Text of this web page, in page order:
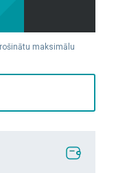
maksimālu